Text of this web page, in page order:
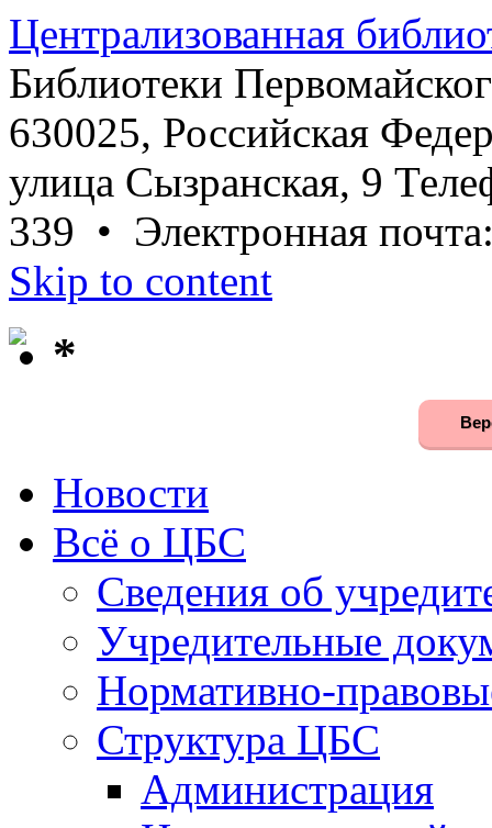
Централизованная
Библиотеки
630025, Российская
улица Сызранская, 9
339 • Электронная
Skip to content
*
Новости
Всё о ЦБС
Сведения об
Учредительные
Нормативно-
Структура ЦБС
Администрация